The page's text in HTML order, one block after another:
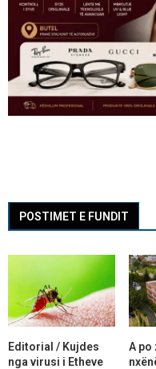
POSTIMET E FUNDIT
Editorial / Kujdes
nga virusi i Etheve
A po